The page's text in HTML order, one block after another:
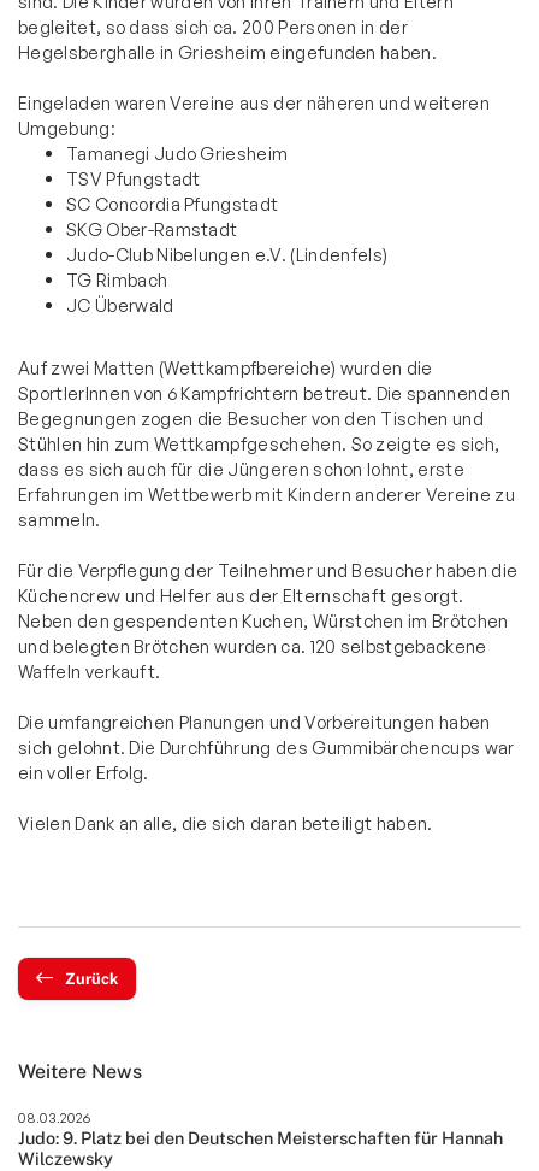
begleitet, so dass sich ca. 200 Personen in der
Hegelsberghalle in Griesheim eingefunden haben.
Eingeladen waren Vereine aus der näheren und weiteren
Umgebung:
Tamanegi Judo Griesheim
TSV Pfungstadt
SC Concordia Pfungstadt
SKG Ober-Ramstadt
Judo-Club Nibelungen e.V. (Lindenfels)
TG Rimbach
JC Überwald
Auf zwei Matten (Wettkampfbereiche) wurden die
SportlerInnen von 6 Kampfrichtern betreut. Die spannenden
Begegnungen zogen die Besucher von den Tischen und
Stühlen hin zum Wettkampfgeschehen. So zeigte es sich,
dass es sich auch für die Jüngeren schon lohnt, erste
Erfahrungen im Wettbewerb mit Kindern anderer Vereine zu
sammeln.
Für die Verpflegung der Teilnehmer und Besucher haben die
Küchencrew und Helfer aus der Elternschaft gesorgt.
Neben den gespendenten Kuchen, Würstchen im Brötchen
und belegten Brötchen wurden ca. 120 selbstgebackene
Waffeln verkauft.
Die umfangreichen Planungen und Vorbereitungen haben
sich gelohnt. Die Durchführung des Gummibärchencups war
ein voller Erfolg.
Vielen Dank an alle, die sich daran beteiligt haben.
Zurück
Weitere News
08.03.2026
Judo: 9. Platz bei den Deutschen Meisterschaften für Hannah
Wilczewsky